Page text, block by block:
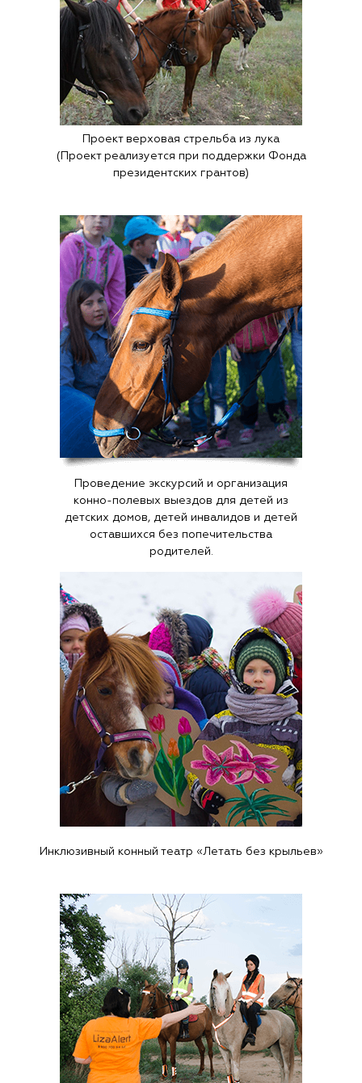
Проект верховая стрельба из лука
(Проект реализуется при поддержки Фонда
президентских грантов)
Проведение экскурсий и организация
конно-полевых выездов для детей из
детских домов, детей инвалидов и детей
оставшихся без попечительства
родителей.
Инклюзивный конный театр «Летать без крыльев»